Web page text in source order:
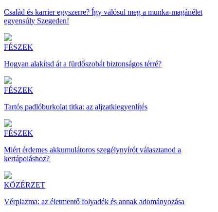
Család és karrier egyszerre? Így valósul meg a munka-magánélet
egyensúly Szegeden!
FÉSZEK
Hogyan alakítsd át a fürdőszobát biztonságos térré?
FÉSZEK
Tartós padlóburkolat titka: az aljzatkiegyenlítés
FÉSZEK
Miért érdemes akkumulátoros szegélynyírót választanod a
kertápoláshoz?
KÖZÉRZET
Vérplazma: az életmentő folyadék és annak adományozása